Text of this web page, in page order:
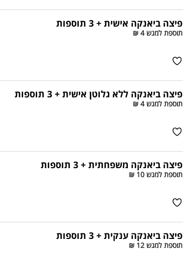
פיצה ביאנקה אישית + 3 תוספות
תוספת למגש 4 ₪
פיצה ביאנקה ללא גלוטן אישית + 3 תוספות
תוספת למגש 4 ₪
פיצה ביאנקה משפחתית + 3 תוספות
תוספת למגש 10 ₪
פיצה ביאנקה ענקית + 3 תוספות
תוספת למגש 12 ₪